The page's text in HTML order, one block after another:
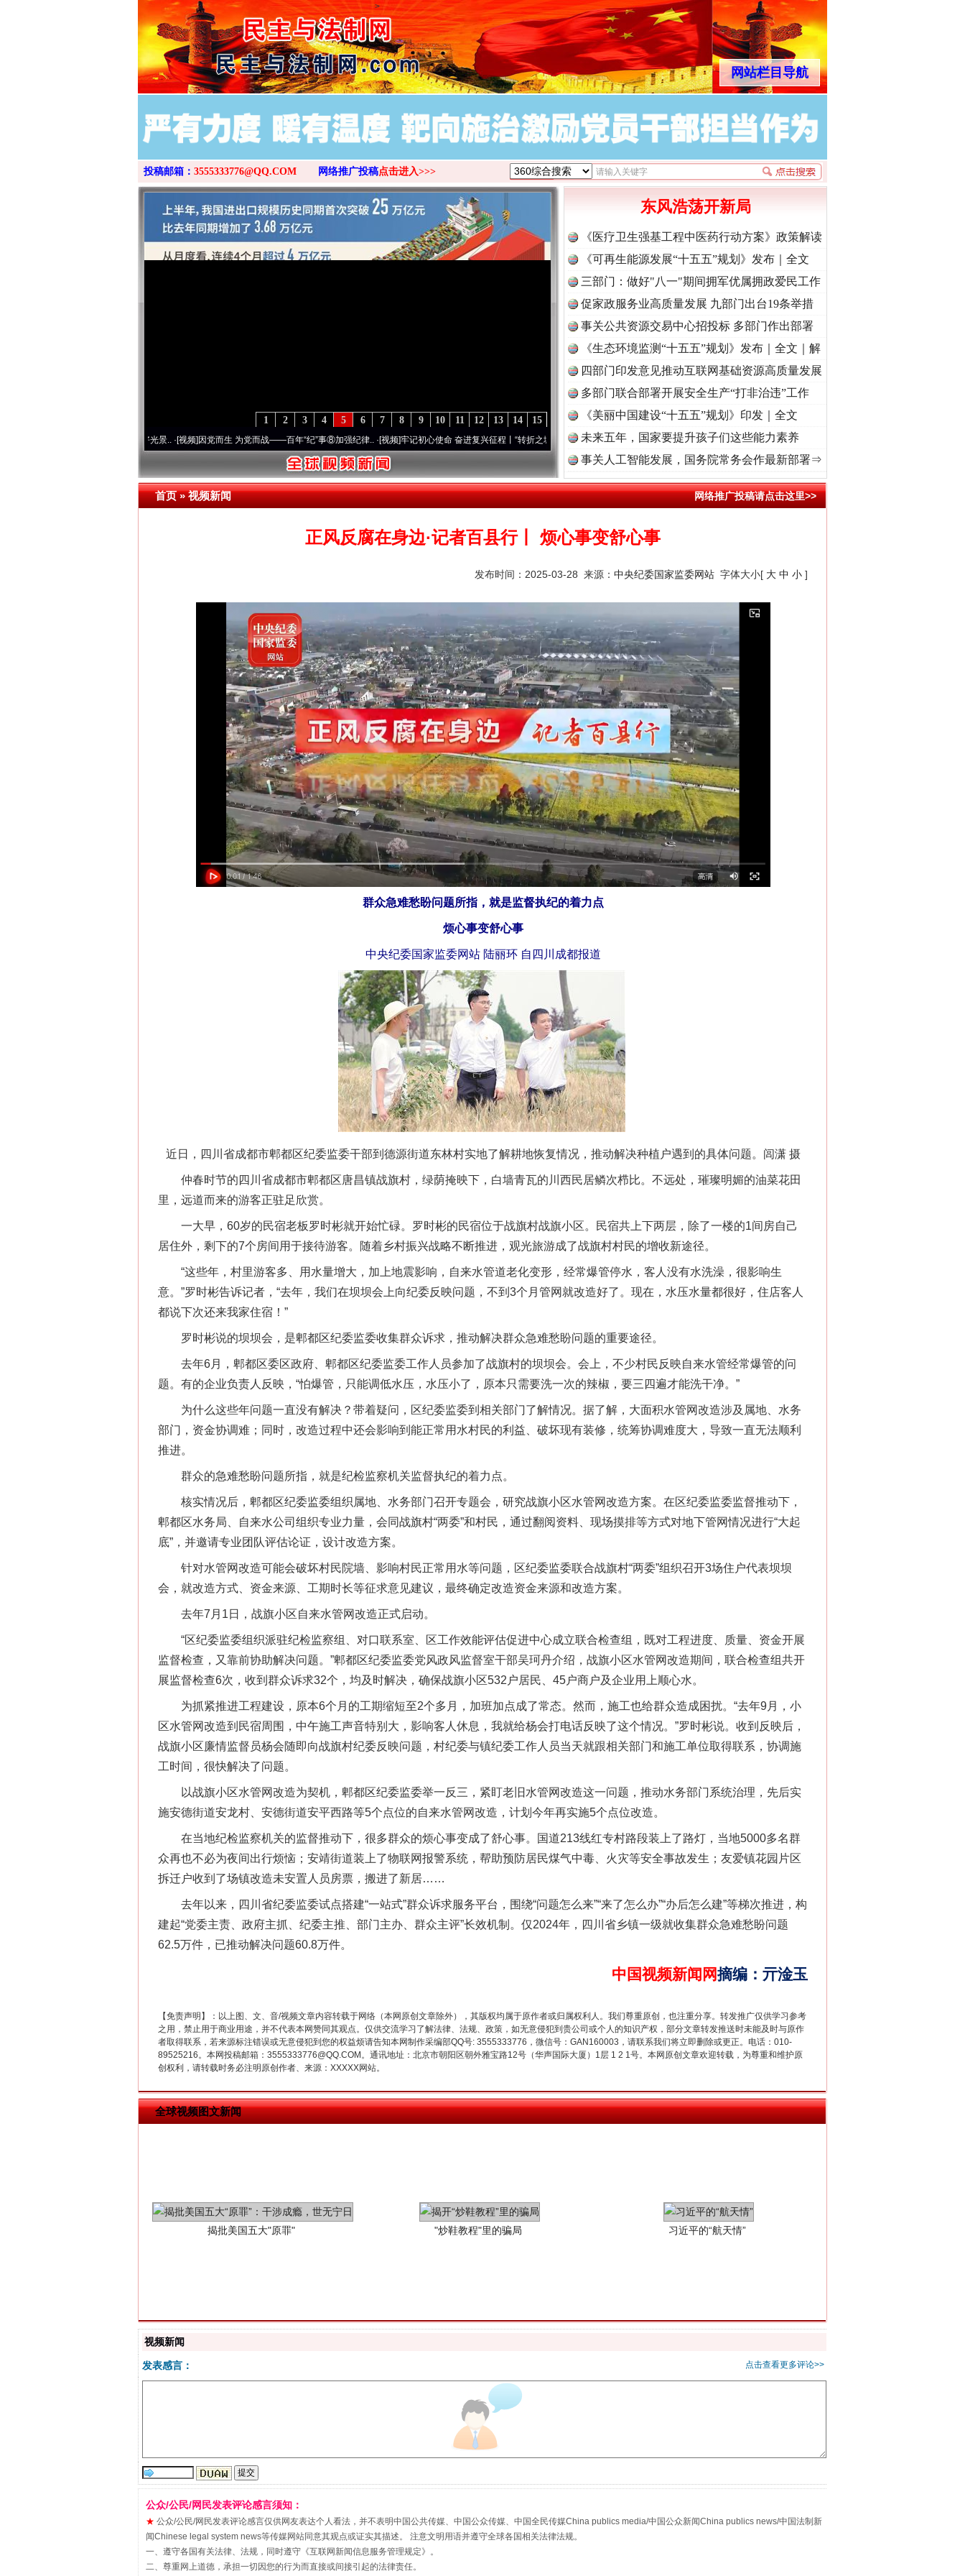
>
网站栏目导航
投稿邮箱： 3555333776@QQ.COM 网络推广投稿点击进入>>>
15
14
13
12
11
10
9
8
7
6
5
4
3
2
1
·[视频]因党而生 为党而战——百年“纪”事⑧加强纪律..·[视频]牢记初心使命 奋进复兴征程丨“转折之城”激荡..·[视频] 牢记初心使命 奋进复兴征程丨红船起航处 潮起..·[视频]一首歌的时间，读懂乐至的“诗与远方”
东风浩荡开新局
《医疗卫生强基工程中医药行动方案》政策解读
《可再生能源发展“十五五”规划》发布｜全文
三部门：做好"八一"期间拥军优属拥政爱民工作
促家政服务业高质量发展 九部门出台19条举措
事关公共资源交易中心招投标 多部门作出部署
《生态环境监测“十五五”规划》发布｜全文｜解
读
四部门印发意见推动互联网基础资源高质量发展
多部门联合部署开展安全生产“打非治违”工作
《美丽中国建设“十五五”规划》印发｜全文
未来五年，国家要提升孩子们这些能力素养
事关人工智能发展，国务院常务会作最新部署⇒
首页»视频新闻 网络推广投稿请点击这里>>
正风反腐在身边·记者百县行丨 烦心事变舒心事
发布时间：2025-03-28 来源： 中央纪委国家监委网站 字体大小[ 大 中 小 ]
群众急难愁盼问题所指，就是监督执纪的着力点
烦心事变舒心事
中央纪委国家监委网站 陆丽环 自四川成都报道
近日，四川省成都市郫都区纪委监委干部到德源街道东林村实地了解耕地恢复情况，推动解决种植户遇到的具体问题。闾潇 摄
仲春时节的四川省成都市郫都区唐昌镇战旗村，绿荫掩映下，白墙青瓦的川西民居鳞次栉比。不远处，璀璨明媚的油菜花田
里，远道而来的游客正驻足欣赏。
一大早，60岁的民宿老板罗时彬就开始忙碌。罗时彬的民宿位于战旗村战旗小区。民宿共上下两层，除了一楼的1间房自己
居住外，剩下的7个房间用于接待游客。随着乡村振兴战略不断推进，观光旅游成了战旗村村民的增收新途径。
“这些年，村里游客多、用水量增大，加上地震影响，自来水管道老化变形，经常爆管停水，客人没有水洗澡，很影响生
意。”罗时彬告诉记者，“去年，我们在坝坝会上向纪委反映问题，不到3个月管网就改造好了。现在，水压水量都很好，住店客人
都说下次还来我家住宿！”
罗时彬说的坝坝会，是郫都区纪委监委收集群众诉求，推动解决群众急难愁盼问题的重要途径。
去年6月，郫都区委区政府、郫都区纪委监委工作人员参加了战旗村的坝坝会。会上，不少村民反映自来水管经常爆管的问
题。有的企业负责人反映，“怕爆管，只能调低水压，水压小了，原本只需要洗一次的辣椒，要三四遍才能洗干净。”
为什么这些年问题一直没有解决？带着疑问，区纪委监委到相关部门了解情况。据了解，大面积水管网改造涉及属地、水务
部门，资金协调难；同时，改造过程中还会影响到能正常用水村民的利益、破坏现有装修，统筹协调难度大，导致一直无法顺利
推进。
群众的急难愁盼问题所指，就是纪检监察机关监督执纪的着力点。
核实情况后，郫都区纪委监委组织属地、水务部门召开专题会，研究战旗小区水管网改造方案。在区纪委监委监督推动下，
郫都区水务局、自来水公司组织专业力量，会同战旗村“两委”和村民，通过翻阅资料、现场摸排等方式对地下管网情况进行“大起
底”，并邀请专业团队评估论证，设计改造方案。
针对水管网改造可能会破坏村民院墙、影响村民正常用水等问题，区纪委监委联合战旗村“两委”组织召开3场住户代表坝坝
会，就改造方式、资金来源、工期时长等征求意见建议，最终确定改造资金来源和改造方案。
去年7月1日，战旗小区自来水管网改造正式启动。
“区纪委监委组织派驻纪检监察组、对口联系室、区工作效能评估促进中心成立联合检查组，既对工程进度、质量、资金开展
监督检查，又靠前协助解决问题。”郫都区纪委监委党风政风监督室干部吴珂丹介绍，战旗小区水管网改造期间，联合检查组共开
展监督检查6次，收到群众诉求32个，均及时解决，确保战旗小区532户居民、45户商户及企业用上顺心水。
为抓紧推进工程建设，原本6个月的工期缩短至2个多月，加班加点成了常态。然而，施工也给群众造成困扰。“去年9月，小
区水管网改造到民宿周围，中午施工声音特别大，影响客人休息，我就给杨会打电话反映了这个情况。”罗时彬说。收到反映后，
战旗小区廉情监督员杨会随即向战旗村纪委反映问题，村纪委与镇纪委工作人员当天就跟相关部门和施工单位取得联系，协调施
工时间，很快解决了问题。
以战旗小区水管网改造为契机，郫都区纪委监委举一反三，紧盯老旧水管网改造这一问题，推动水务部门系统治理，先后实
施安德街道安龙村、安德街道安平西路等5个点位的自来水管网改造，计划今年再实施5个点位改造。
在当地纪检监察机关的监督推动下，很多群众的烦心事变成了舒心事。国道213线红专村路段装上了路灯，当地5000多名群
众再也不必为夜间出行烦恼；安靖街道装上了物联网报警系统，帮助预防居民煤气中毒、火灾等安全事故发生；友爱镇花园片区
拆迁户收到了场镇改造未安置人员房票，搬进了新居……
去年以来，四川省纪委监委试点搭建“一站式”群众诉求服务平台，围绕“问题怎么来”“来了怎么办”“办后怎么建”等梯次推进，构
建起“党委主责、政府主抓、纪委主推、部门主办、群众主评”长效机制。仅2024年，四川省乡镇一级就收集群众急难愁盼问题
62.5万件，已推动解决问题60.8万件。
中国视频新闻网摘编 ： 亓淦玉
【免责声明】：以上图、文、音/视频文章内容转载于网络（本网原创文章除外），其版权均属于原作者或归属权利人。我们尊重原创，也注重分享。转发推广仅供学习参考
之用，禁止用于商业用途，并不代表本网赞同其观点。仅供交流学习了解法律、法规、政策，如无意侵犯到贵公司或个人的知识产权，部分文章转发推送时未能及时与原作
者取得联系，若来源标注错误或无意侵犯到您的权益烦请告知本网制作采编部QQ号: 3555333776，微信号：GAN160003，请联系我们将立即删除或更正。电话：010-
89525216。本网投稿邮箱：3555333776@QQ.COM。通讯地址：北京市朝阳区朝外雅宝路12号（华声国际大厦）1层 1 2 1号。本网原创文章欢迎转载，为尊重和维护原
创权利，请转载时务必注明原创作者、来源：XXXXX网站。
全球视频图文新闻
网上购药对药下症？
这是一记警钟！ 谢谢有你温暖了四季 法官巧妙执行解纠纷
在谋一域中谋全局
今年投资意愿榜揭晓
习近平的博鳌关键词
站台名比不上好声名
走近一线检察官
视频新闻
点击查看更多评论>>
发表感言：
公众/公民/网民发表评论感言须知：
★ 公众/公民/网民发表评论感言仅供网友表达个人看法，并不表明中国公共传媒、中国公众传媒、中国全民传媒China publics media/中国公众新闻China publics news/中国法制新
闻Chinese legal system news等传媒网站同意其观点或证实其描述。 注意文明用语并遵守全球各国相关法律法规。
一、遵守各国有关法律、法规，同时遵守《互联网新闻信息服务管理规定》。
二、尊重网上道德，承担一切因您的行为而直接或间接引起的法律责任。